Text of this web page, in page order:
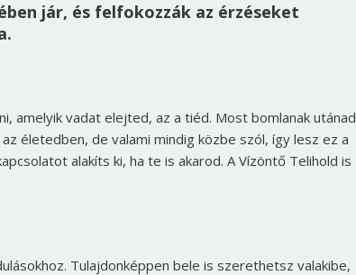
jár, és felfokozzák az érzéseket
amelyik vadat elejted, az a tiéd. Most bomlanak utánad
életedben, de valami mindig közbe szól, így lesz ez a
alakíts ki, ha te is akarod. A Vízöntő Telihold is
Tulajdonképpen bele is szerethetsz valakibe,